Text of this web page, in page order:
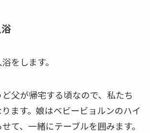
をします。
父が帰宅する頃なので、私たち
ます。娘はベビービョルンのハイ
て、一緒にテーブルを囲みます。